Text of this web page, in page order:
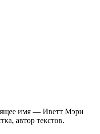
имя — Иветт Мэри
автор текстов.